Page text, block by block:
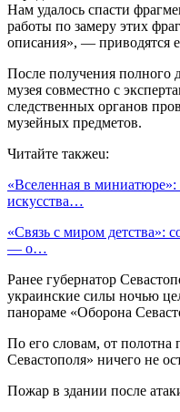
Нам удалось спасти
работы по замеру этих
описания», — приводятся
После получения полного
музея совместно с
следственных органов
музейных предметов.
Читайте такжеu:
«Вселенная в миниатюре»:
искусства…
«Связь с миром детства»:
— о…
Ранее губернатор
украинские силы ночью
панораме «Оборона
По его словам, от
Севастополя» ничего не
Пожар в здании после